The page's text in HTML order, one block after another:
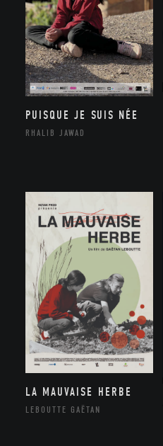
PUISQUE JE SUIS NÉE
RHALIB JAWAD
LA MAUVAISE HERBE
LEBOUTTE GAËTAN